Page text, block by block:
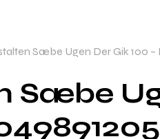
Sæbe Ugen Der Gik 100
Sæbe